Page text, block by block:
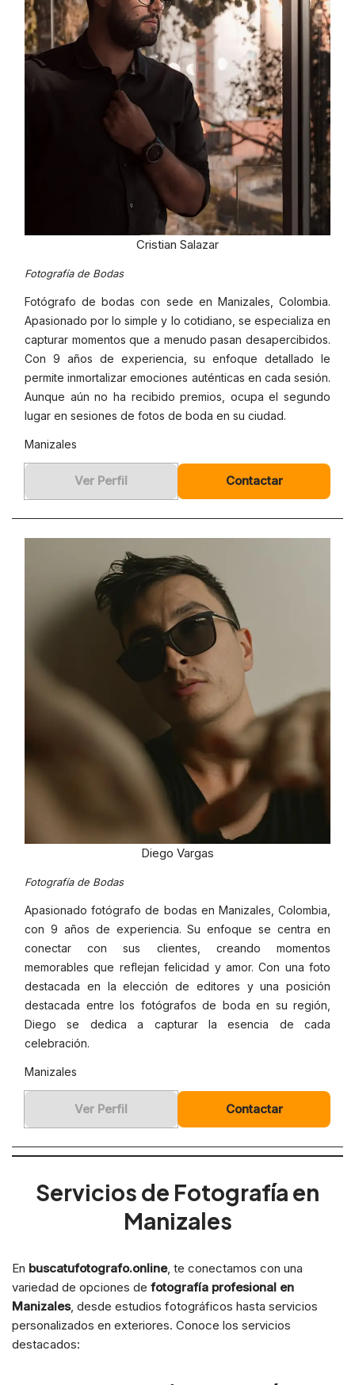
Cristian Salazar
Fotografía de Bodas
Fotógrafo de bodas con sede en Manizales, Colombia.
Apasionado por lo simple y lo cotidiano, se especializa en
capturar momentos que a menudo pasan desapercibidos.
Con 9 años de experiencia, su enfoque detallado le
permite inmortalizar emociones auténticas en cada sesión.
Aunque aún no ha recibido premios, ocupa el segundo
lugar en sesiones de fotos de boda en su ciudad.
Manizales
Ver Perfil Contactar
Diego Vargas
Fotografía de Bodas
Apasionado fotógrafo de bodas en Manizales, Colombia,
con 9 años de experiencia. Su enfoque se centra en
conectar con sus clientes, creando momentos
memorables que reflejan felicidad y amor. Con una foto
destacada en la elección de editores y una posición
destacada entre los fotógrafos de boda en su región,
Diego se dedica a capturar la esencia de cada
celebración.
Manizales
Ver Perfil Contactar
Servicios de Fotografía en
Manizales
En buscatufotografo.online, te conectamos con una
variedad de opciones de fotografía profesional en
Manizales, desde estudios fotográficos hasta servicios
personalizados en exteriores. Conoce los servicios
destacados: